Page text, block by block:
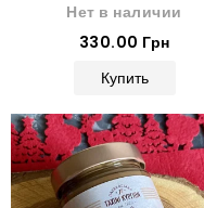
Нет в наличии
330.00 Грн
Купить